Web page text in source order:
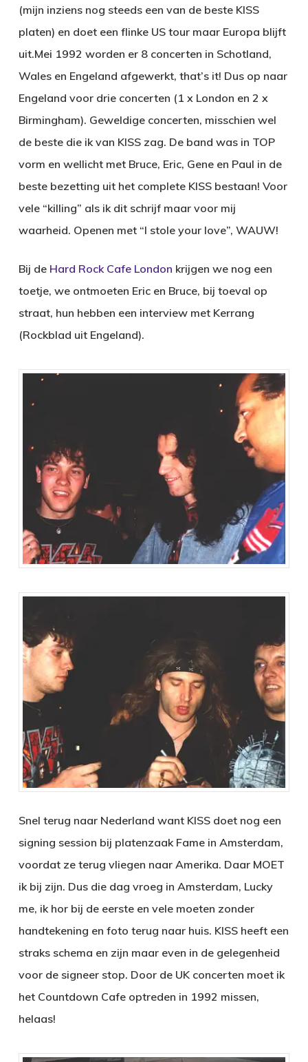
(mijn inziens nog steeds een van de beste KISS
platen) en doet een flinke US tour maar Europa blijft
uit.Mei 1992 worden er 8 concerten in Schotland,
Wales en Engeland afgewerkt, that’s it! Dus op naar
Engeland voor drie concerten (1 x London en 2 x
Birmingham). Geweldige concerten, misschien wel
de beste die ik van KISS zag. De band was in TOP
vorm en wellicht met Bruce, Eric, Gene en Paul in de
beste bezetting uit het complete KISS bestaan! Voor
vele “killing” als ik dit schrijf maar voor mij
waarheid. Openen met “I stole your love”, WAUW!
Bij de Hard Rock Cafe London krijgen we nog een
toetje, we ontmoeten Eric en Bruce, bij toeval op
straat, hun hebben een interview met Kerrang
(Rockblad uit Engeland).
Snel terug naar Nederland want KISS doet nog een
signing session bij platenzaak Fame in Amsterdam,
voordat ze terug vliegen naar Amerika. Daar MOET
ik bij zijn. Dus die dag vroeg in Amsterdam, Lucky
me, ik hor bij de eerste en vele moeten zonder
handtekening en foto terug naar huis. KISS heeft een
straks schema en zijn maar even in de gelegenheid
voor de signeer stop. Door de UK concerten moet ik
het Countdown Cafe optreden in 1992 missen,
helaas!